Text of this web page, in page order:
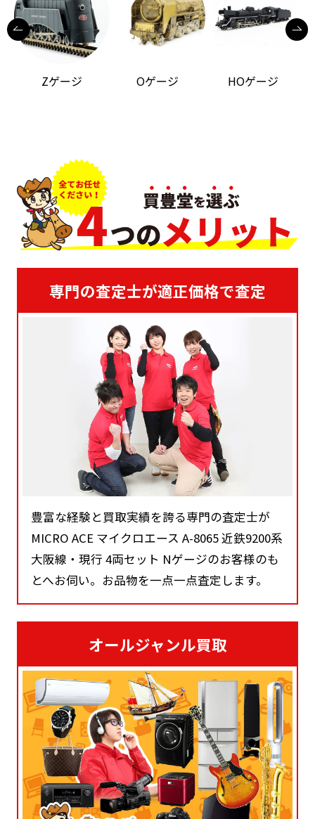
Zゲージ Oゲージ HOゲージ
専門の査定士が適正価格で査定
豊富な経験と買取実績を誇る専門の査定士が
MICRO ACE マイクロエース A-8065 近鉄9200系
大阪線・現行 4両セット Nゲージのお客様のも
とへお伺い。お品物を一点一点査定します。
オールジャンル買取